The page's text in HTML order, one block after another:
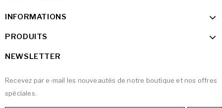
INFORMATIONS
PRODUITS
NEWSLETTER
Recevez par e-mail les nouveautés de notre boutique et nos offres
spéciales.